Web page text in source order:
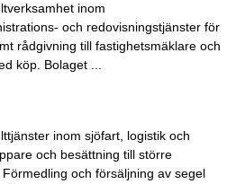
inom
och redovisningstjänster för
rådgivning till fastighetsmäklare och
köp. Bolaget ...
inom sjöfart, logistik och
och besättning till större
och försäljning av segel